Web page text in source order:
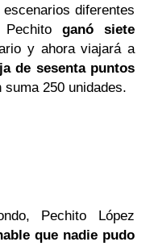
diferentes
Pechitoganó siete
y ahora viajará a
de sesenta puntos
250 unidades.
Pechito López
que nadie pudo